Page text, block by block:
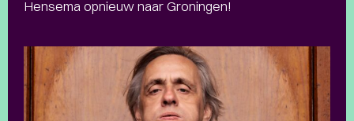
Hensema opnieuw naar Groningen!